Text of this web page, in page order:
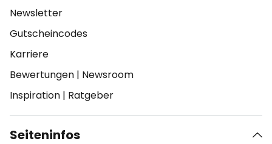
Newsletter
Gutscheincodes
Karriere
Bewertungen | Newsroom
Inspiration | Ratgeber
Seiteninfos